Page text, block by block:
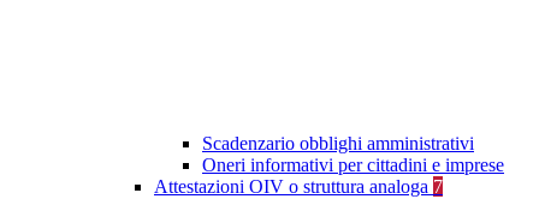
Scadenzario obblighi amministrativi
Oneri informativi per cittadini e imprese
Attestazioni OIV o struttura analoga 7